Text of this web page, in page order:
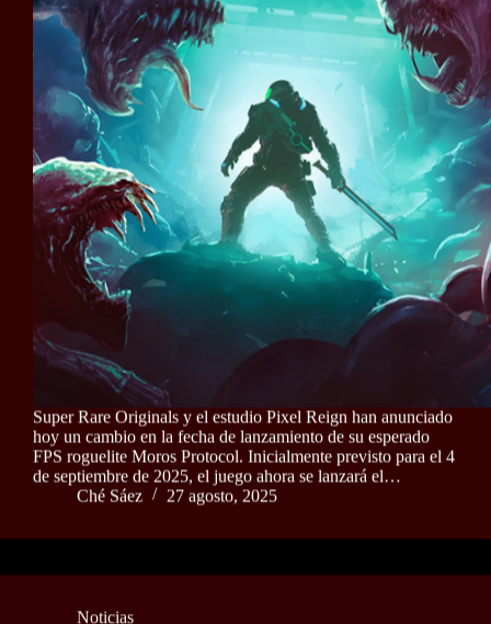
Super Rare Originals y el estudio Pixel Reign han anunciado
hoy un cambio en la fecha de lanzamiento de su esperado
FPS roguelite Moros Protocol. Inicialmente previsto para el 4
de septiembre de 2025, el juego ahora se lanzará el…
Ché Sáez
27 agosto, 2025
Noticias